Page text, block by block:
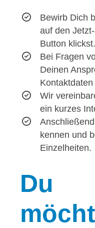
Bewirb Dich
auf den
Button klickst.
Bei Fragen
Deinen
Wir
ein kurzes
kennen und
Einzelheiten.
Du